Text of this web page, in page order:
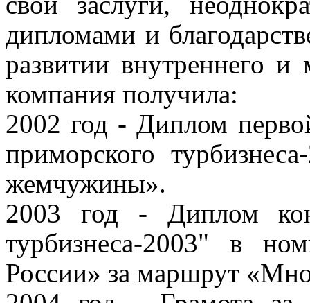
дипломами и
развитии внутреннего
компания получила:
2002 год -Диплом
приморского
жемчужины».
2003 год - Диплом
турбизнеса-2003" в
России» за маршрут